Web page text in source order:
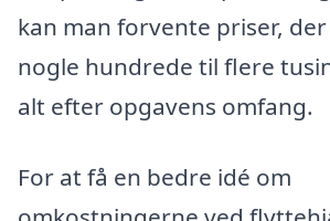
kan man forvente priser,
nogle hundrede til flere
alt efter opgavens omfang.
For at få en bedre idé om